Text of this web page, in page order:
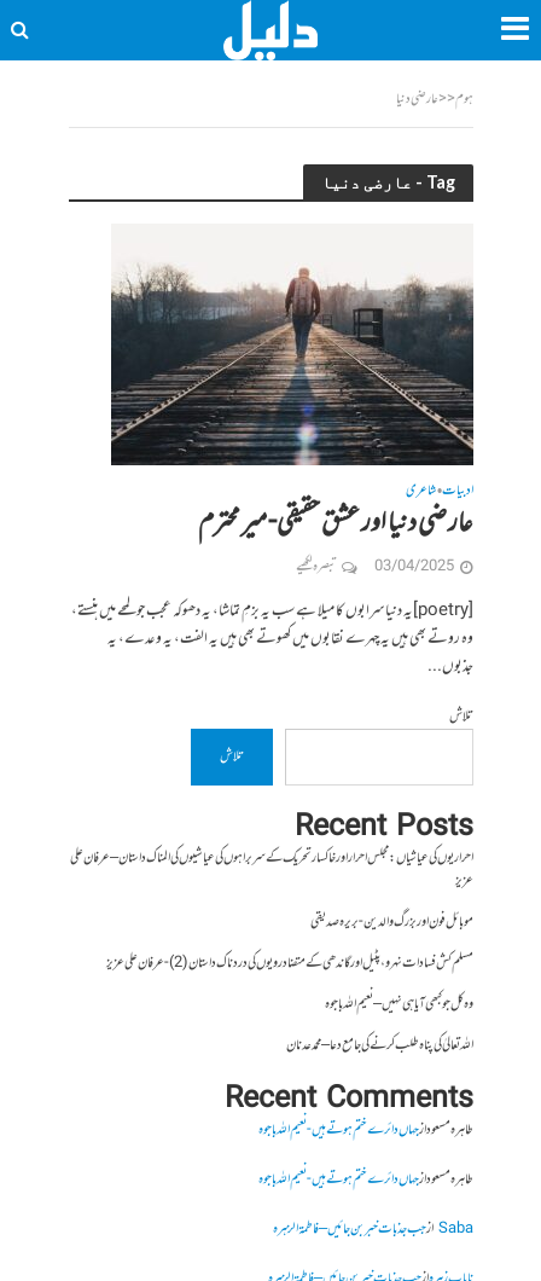
ہوم<<عارضی دنیا
Tag - عارضی دنیا
ادبیات•شاعری
عارضی دنیا اور عشق حقیقی- میر محترم
03/04/2025 تبصرہ لکھیے
[poetry]یہ دنیا سرابوں کا میلا ہے سب یہ بزمِ تماشا، یہ دھوکہ عجب جو لمحے میں ہنستے،
وہ روتے بھی ہیں یہ چہرے نقابوں میں کھوتے بھی ہیں یہ الفت، یہ وعدے، یہ
جذبوں...
تلاش
تلاش
Recent Posts
احراریوں کی عیاشیاں : مجلس احرار اور خاکسار تحریک کے سربراہوں کی عیاشیوں کی المناک داستان – عرفان علی
عزیز
موبائل فون اور بزرگ والدین- بریرہ صدیقی
مسلم کش فسادات نہرو، پٹیل اور گاندھی کے متضاد رویوں کی درد ناک داستان (2)- عرفان علی عزیز
وہ کل جو کبھی آیا ہی نہیں – نعیم اللہ باجوہ
اللہ تعالیٰ کی پناہ طلب کرنے کی جامع دعا – محمد عدنان
Recent Comments
طاہرہ مسعودازجہاں دائرے ختم ہوتے ہیں- نعیم اللہ باجوہ
طاہرہ مسعودازجہاں دائرے ختم ہوتے ہیں- نعیم اللہ باجوہ
Sabaازجب جذبات خبر بن جائیں – فاطمۃالزہرہ